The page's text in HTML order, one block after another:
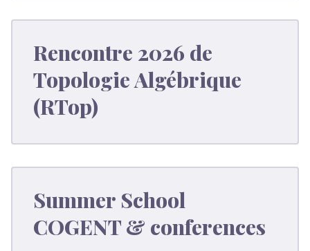
Rencontre 2026 de
Topologie Algébrique
(RTop)
Summer School
COGENT & conferences